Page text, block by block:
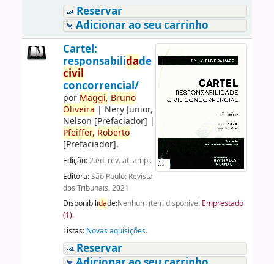
Reservar
Adicionar ao seu carrinho
Cartel:
responsabilidade
civil
concorrencial/
por Maggi, Bruno
Oliveira | Nery Junior,
Nelson [Prefaciador] |
Pfeiffer, Roberto
[Prefaciador].
Edição:2.ed. rev. at. ampl.
Editora:São Paulo: Revista
dos Tribunais, 2021
Disponibilidade:Nenhum item disponível Emprestado
(1).
Listas: Novas aquisições.
Reservar